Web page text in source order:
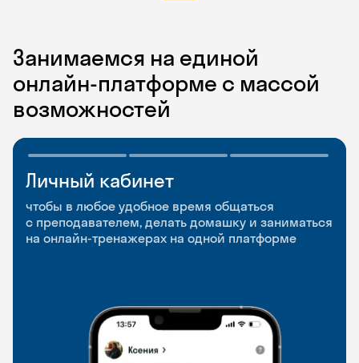
Занимаемся на единой
онлайн-платформе с массой
возможностей
Личный кабинет
чтобы в любое удобное время общаться
с преподавателем, делать домашку и заниматься
на онлайн-тренажерах на одной платформе
Мобильное
приложение
чтобы заниматься и изучать новые слова где
и когда удобно
Разговорные клубы
и Talks
Групповые занятия для разговорной практики
и индивидуальные встречи с преподавателями